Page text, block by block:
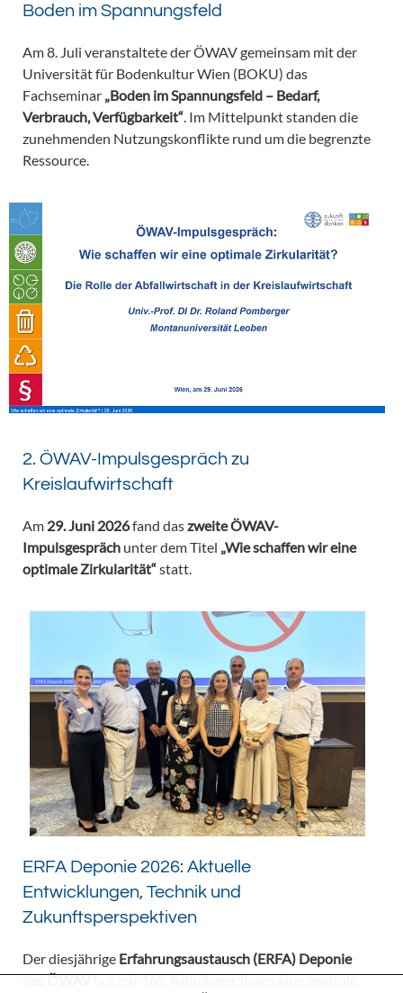
Boden im Spannungsfeld
Am 8. Juli veranstaltete der ÖWAV gemeinsam mit der
Universität für Bodenkultur Wien (BOKU) das
Fachseminar „Boden im Spannungsfeld – Bedarf,
Verbrauch, Verfügbarkeit“ . Im Mittelpunkt standen die
zunehmenden Nutzungskonflikte rund um die begrenzte
Ressource.
2. ÖWAV-Impulsgespräch zu
Kreislaufwirtschaft
Am 29. Juni 2026fand daszweite ÖWAV-
Impulsgespräch unter dem Titel „Wie schaffen wir eine
optimale Zirkularität“statt.
ERFA Deponie 2026: Aktuelle
Entwicklungen, Technik und
Zukunftsperspektiven
Der diesjährige Erfahrungsaustausch (ERFA) Deponie
desÖWAVbot mit 165 Teilnehmer:innen eine zentrale